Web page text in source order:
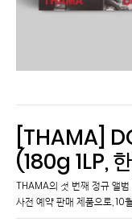
[THAMA]
(180g 1LP,
THAMA의 첫 번째 정규 앨